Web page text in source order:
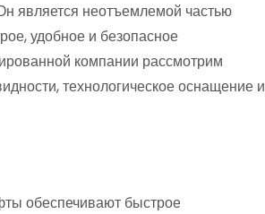
является неотъемлемой частью
удобное и безопасное
компании рассмотрим
технологическое оснащение и
обеспечивают быстрое